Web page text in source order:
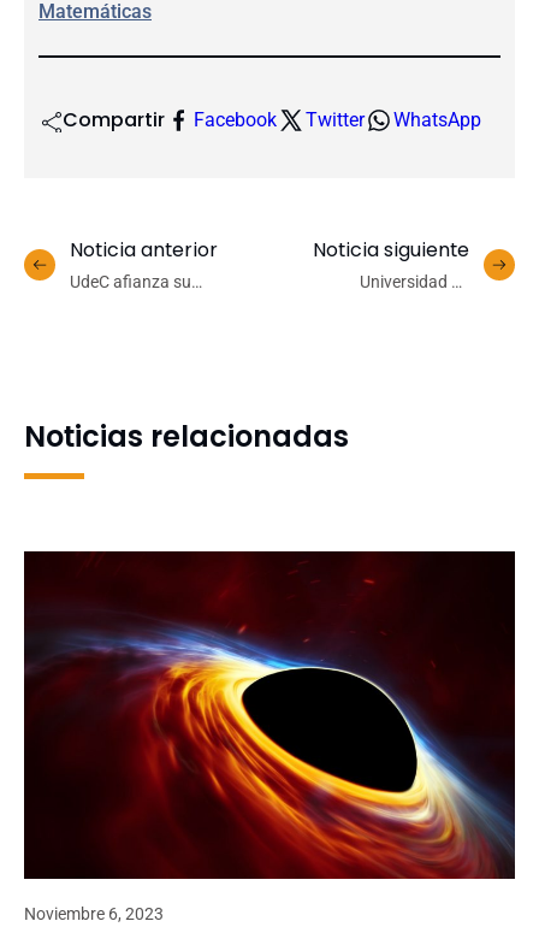
Matemáticas
Compartir Facebook Twitter WhatsApp
Noticia anterior
UdeC afianza su
Noticia siguiente
Universidad de
Noticias relacionadas
Noviembre 6, 2023